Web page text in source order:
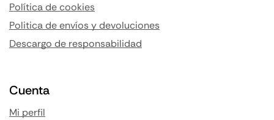
Política de cookies
Politica de envíos y devoluciones
Descargo de responsabilidad
Cuenta
Mi perfil